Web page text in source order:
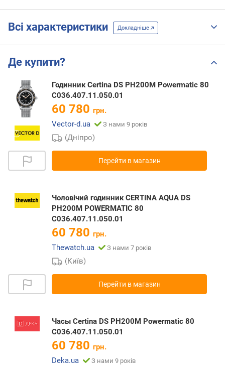
Всі характеристики Докладніше
Де купити?
Годинник Certina DS PH200M Powermatic 80
C036.407.11.050.01
60 780 грн.
Vector-d.ua
З нами 9 років
(Дніпро)
Перейти в магазин
Чоловічий годинник CERTINA AQUA DS
PH200M POWERMATIC 80
C036.407.11.050.01
60 780 грн.
Thewatch.ua
З нами 7 років
(Київ)
Перейти в магазин
Часы Certina DS PH200M Powermatic 80
C036.407.11.050.01
60 780 грн.
Deka.ua
З нами 9 років